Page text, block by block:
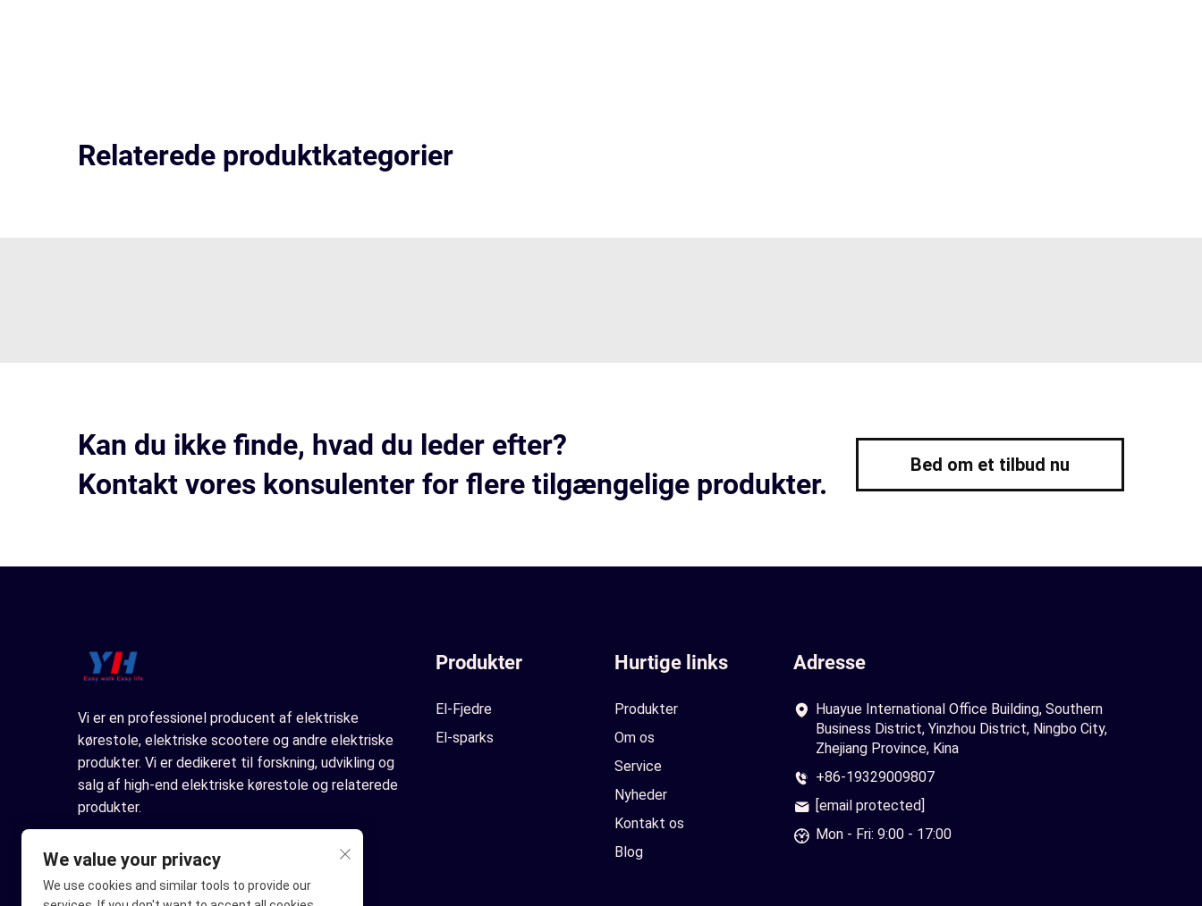
Relaterede produktkategorier
Kan du ikke finde, hvad du leder efter?
Kontakt vores konsulenter for flere tilgængelige produkter.
Bed om et tilbud nu
Vi er en professionel producent af elektriske
kørestole, elektriske scootere og andre elektriske
produkter. Vi er dedikeret til forskning, udvikling og
salg af high-end elektriske kørestole og relaterede
produkter.
Produkter
El-Fjedre
El-sparks
Hurtige links
Produkter
Om os
Service
Nyheder
Kontakt os
Blog
Adresse
Huayue International Office Building, Southern
Business District, Yinzhou District, Ningbo City,
Zhejiang Province, Kina
+86-19329009807
[email protected]
Mon - Fri: 9:00 - 17:00
We value your privacy
We use cookies and similar tools to provide our